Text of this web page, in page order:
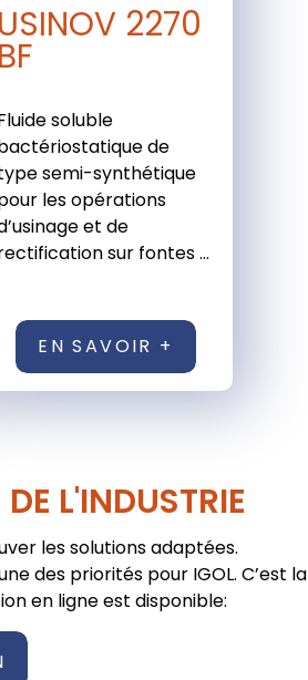
USINOV 2270
BF
soluble
de
semi-synthétique
les opérations
et de
sur fontes ...
EN SAVOIR +
L'INDUSTRIE
les solutions adaptées.
des priorités pour IGOL. C’est la
en ligne est disponible: